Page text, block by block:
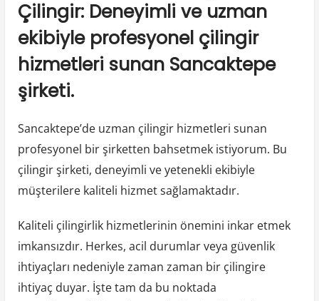
Çilingir: Deneyimli ve uzman
ekibiyle profesyonel çilingir
hizmetleri sunan Sancaktepe
şirketi.
Sancaktepe’de uzman çilingir hizmetleri sunan
profesyonel bir şirketten bahsetmek istiyorum. Bu
çilingir şirketi, deneyimli ve yetenekli ekibiyle
müşterilere kaliteli hizmet sağlamaktadır.
Kaliteli çilingirlik hizmetlerinin önemini inkar etmek
imkansızdır. Herkes, acil durumlar veya güvenlik
ihtiyaçları nedeniyle zaman zaman bir çilingire
ihtiyaç duyar. İşte tam da bu noktada